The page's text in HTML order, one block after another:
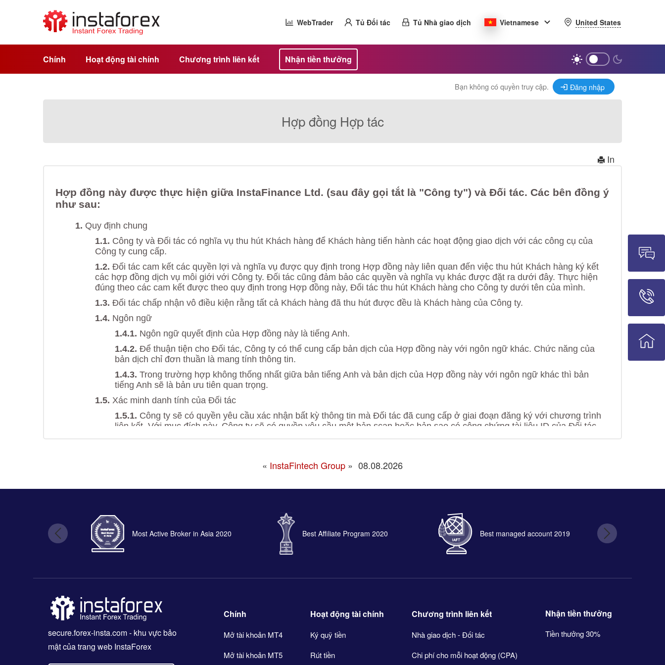
WebTrader Tủ Đối tác Tủ Nhà giao dịch Vietnamese United States
Chính Hoạt động tài chính Chương trình liên kết Nhận tiền thưởng
Bạn không có quyền truy cập. Đăng nhập
Hợp đồng Hợp tác
In
« InstaFintech Group » 08.08.2026
Most Active Broker in Asia 2020 Best Affiliate Program 2020 Best managed account 2019
secure.forex-insta.com- khu vực bảo
mật của trang web InstaForex
Chính
Mở tài khoản MT4
Mở tài khoản MT5
Hoạt động tài chính
Ký quỹ tiền
Rút tiền
Chương trình liên kết
Nhà giao dịch - Đối tác
Chi phí cho mỗi hoạt động (CPA)
Nhận tiền thưởng
Tiền thưởng 30%